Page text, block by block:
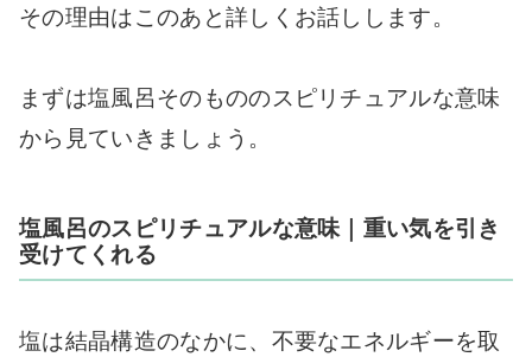
その理由はこのあと詳しくお話しします。
まずは塩風呂そのもののスピリチュアルな意味
から見ていきましょう。
塩風呂のスピリチュアルな意味｜重い気を引き
受けてくれる
塩は結晶構造のなかに、不要なエネルギーを取